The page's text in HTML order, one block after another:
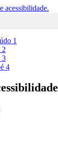
acessibilidade.
1
2
3
4